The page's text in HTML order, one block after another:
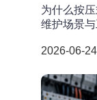
为什么按
维护场景
2026-06-24